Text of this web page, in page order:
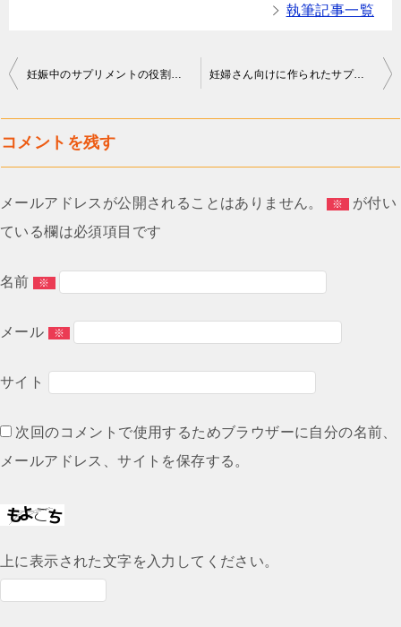
執筆記事一覧
投
シ
ョ
妊娠中のサプリメントの役割は？ 妊婦さん向けに作られたサプリメントとは？
コメントを残す
メールアドレスが公開されることはありません。 ※ が付い
ている欄は必須項目です
名前 ※
メール ※
サイト
次回のコメントで使用するためブラウザーに自分の名前、
メールアドレス、サイトを保存する。
上に表示された文字を入力してください。